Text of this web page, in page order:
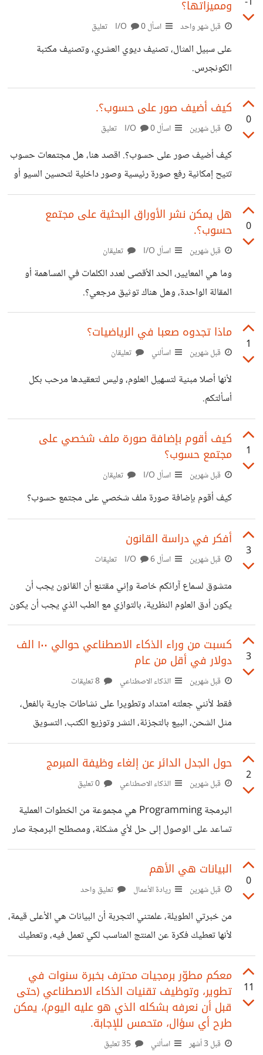
والإلكترون (موجب / سالب)، وصولا إلى العصر الرقمي وقياس
الواقع، كل شيء حولنا لا يخرج عن ثنائية (Off-On). نحن نقدم
لك الخلاصة النهائية لوظيفة الـ Ai: افعل
ومميزاتها؟
قبل شهر واحد اسأل I/O0 تعليق
على سبيل المثال، تصنيف ديوي العشري، وتصنيف مكتبة
الكونجرس.
0
كيف أضيف صور على حسوب؟.
قبل شهرين اسأل I/O0 تعليق
كيف أضيف صور على حسوب؟. اقصد هنا، هل مجتمعات حسوب
تتيح إمكانية رفع صورة رئيسية وصور داخلية لتحسين السيو أو
القراءة عموما لتجربة المستخدم؟!.
0
هل يمكن نشر الأوراق البحثية على مجتمع
حسوب؟.
قبل شهرين اسأل I/O تعليقان
وما هي المعايير، الحد الأقصى لعدد الكلمات في المساهمة أو
المقالة الواحدة، وهل هناك توثيق مرجعي؟.
1
ماذا تجدوه صعبا في الرياضيات؟
قبل شهرين اسألني تعليقان
لأنها أصلا مبنية لتسهيل العلوم، وليس لتعقيدها مرحب بكل
أسألتكم.
1
كيف أقوم بإضافة صورة ملف شخصي على
مجتمع حسوب؟
قبل شهرين اسأل I/O تعليقان
كيف أقوم بإضافة صورة ملف شخصي على مجتمع حسوب؟
3
أفكر في دراسة القانون
قبل شهرين اسأل I/O6 تعليقات
متشوق لسماع آرائكم خاصة وإني مقتنع أن القانون يجب أن
يكون أدق العلوم النظرية، بالتوازي مع الطب الذي يجب أن يكون
أدق العلوم العملية (وأعتقد أن ديكارت لا يختلف معي كثيرا).
3
كسبت من وراء الذكاء الاصطناعي حوالي ١٠٠ الف
دولار في أقل من عام
قبل شهرين الذكاء الاصطناعي
فقط لأنني جعلته امتداد وتطويرا على نشاطات جارية بالفعل،
مثل الشحن، البيع بالتجزئة، النشر وتوزيع الكتب، التسويق
العقاري والتسويق عموما، الجرافيك والمونتاج، إلخ لكن يشترط
تحقيق خبرة كبيرة جدا في كل مجال، المجال الوحيد الذي لديّ
فيه خبرة أيضا ولم يساعدني فيه الذكاء الاصطناعي، هو الكتابة
2
حول الجدل الدائر عن إلغاء وظيفة المبرمج
قبل شهرين الذكاء الاصطناعي
البرمجة Programming هي مجموعة من الخطوات العملية
تساعد على الوصول إلى حل لأي مشكلة، ومصطلح البرمجة صار
قرينا بعلوم الحاسوب، رغم أن نظم حل المشكلات تأخذ
مصطلحات أخرى منها الخوارزمية (مصطلح حوسبي آخر، ولكنه
أيضا مصطلح منطقي ورياضي أصيل). ومنها الإدارة أو القيادة في
العسكرية والإدارية. وبالتالي، تلعب البرمجة الدور الأكثر محورية
في تنفيذ متطلبات الحاسب أو مستخدمي الحاسب اليوم (وحتى
الجوّال الذكي هو شكل من أشكال الحاسب)، وهي بالطبع عملية
لأنها تقريب
0
البيانات هي الأهم
قبل شهرين ريادة الأعمال تعليق واحد
من خبرتي الطويلة، علمتني التجربة أن البيانات هي الأعلى قيمة،
لأنها تعطيك فكرة عن المنتج المناسب لكي تعمل فيه، وتعطيك
فكرة عن العميل المستهدف، بل وتعطيك فكرة عن آليات الانتشار
ثم التوسع. يليها اللوجستيات، لأنها المحرك الحقيقي للمنتج بين
العميل والمورد، وإذا لم يكن منتجا، وكان خدمة، يصبح التسويق
بكل دروبه بما في ذلك الدروب شوبينج والأفيلييت. ثم في المقام
الأخير البيع، والتسويق، والنشاطات الخدمية تحتل المرتبة
الثالثة، وهذا في حد ذاته تصغير للاقتصاد الريعي الذي يعد
11
معكم مطوّر برمجيات محترف بخبرة سنوات في
تطوير، وتوظيف تقنيات الذكاء الاصطناعي (حتى
قبل أن نعرفه بشكله الذي هو عليه اليوم)، يمكن
طرح أي سؤال، متحمس للإجابة.
قبل 3 أشهر اسألني